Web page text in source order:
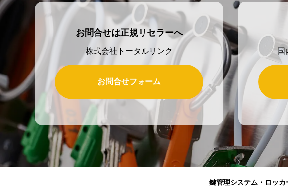
お問合せは正規リセラーへ
株式会社トータルリンク
お問合せフォーム
国
鍵管理システム・ロッ